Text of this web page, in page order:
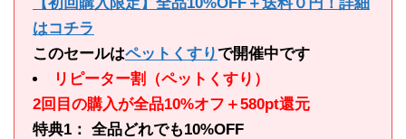
はコチラ
このセールはペットくすりで開催中です
リピーター割（ペットくすり）
2回目の購入が全品10%オフ＋580pt還元
特典1： 全品どれでも10%OFF